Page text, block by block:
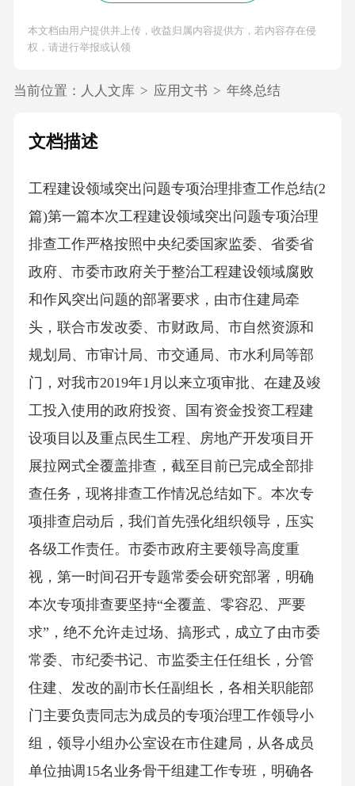
本文档由用户提供并上传，收益归属内容提供方，若内容存在侵
权，请进行举报或认领
当前位置： 人人文库 > 应用文书 > 年终总结
文档描述
工程建设领域突出问题专项治理排查工作总结(2
篇)第一篇本次工程建设领域突出问题专项治理
排查工作严格按照中央纪委国家监委、省委省
政府、市委市政府关于整治工程建设领域腐败
和作风突出问题的部署要求，由市住建局牵
头，联合市发改委、市财政局、市自然资源和
规划局、市审计局、市交通局、市水利局等部
门，对我市2019年1月以来立项审批、在建及竣
工投入使用的政府投资、国有资金投资工程建
设项目以及重点民生工程、房地产开发项目开
展拉网式全覆盖排查，截至目前已完成全部排
查任务，现将排查工作情况总结如下。本次专
项排查启动后，我们首先强化组织领导，压实
各级工作责任。市委市政府主要领导高度重
视，第一时间召开专题常委会研究部署，明确
本次专项排查要坚持“全覆盖、零容忍、严要
求”，绝不允许走过场、搞形式，成立了由市委
常委、市纪委书记、市监委主任任组长，分管
住建、发改的副市长任副组长，各相关职能部
门主要负责同志为成员的专项治理工作领导小
组，领导小组办公室设在市住建局，从各成员
单位抽调15名业务骨干组建工作专班，明确各